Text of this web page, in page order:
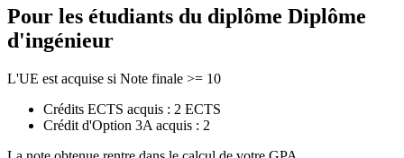
Pour les étudiants du diplôme Diplôme
d'ingénieur
L'UE est acquise si Note finale >= 10
Crédits ECTS acquis : 2 ECTS
Crédit d'Option 3A acquis : 2